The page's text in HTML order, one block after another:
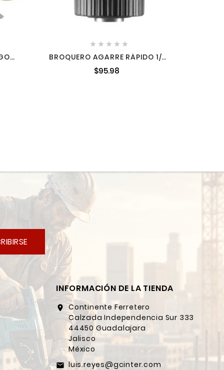
    
BROQUERO AGARRE RÁPIDO 1/2"
$95.98
INFORMACIÓN DE LA TIENDA
location_on Continente Ferretero
Calzada Independencia Sur 333
44450 Guadalajara
Jalisco
México
email luis.reyes@gcinter.com